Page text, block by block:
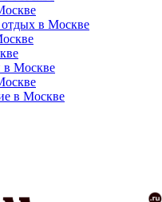
в Москве
в Москве
в Москве